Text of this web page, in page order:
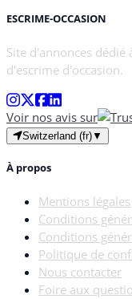
ESCRIME-OCCASION
Site d'annonces
d'escrime d'occasion.
Voir nos avis sur
Switzerland (fr)▼
À propos
Mentions légales
Conditions
Conditions
Politique de
Nous contacter
Foire aux